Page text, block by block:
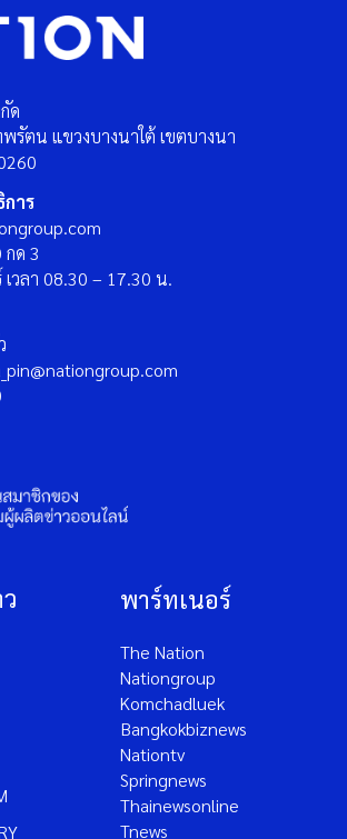
ด
รัตน แขวงบางนาใต้ เขตบางนา
าร
กด 3
วลา 08.30 – 17.30 น.
พาร์ทเนอร์
The Nation
Nationgroup
Komchadluek
Bangkokbiznews
Nationtv
Springnews
Thainewsonline
Tnews